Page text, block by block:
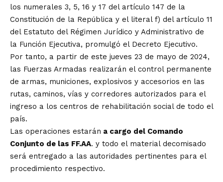
los numerales 3, 5, 16 y 17 del artículo 147 de la
Constitución de la República y el literal f) del artículo 11
del Estatuto del Régimen Jurídico y Administrativo de
la Función Ejecutiva, promulgó el Decreto Ejecutivo.
Por tanto, a partir de este jueves 23 de mayo de 2024,
las Fuerzas Armadas realizarán el control permanente
de armas, municiones, explosivos y accesorios en las
rutas, caminos, vías y corredores autorizados para el
ingreso a los centros de rehabilitación social de todo el
país.
Las operaciones estarán a cargo del Comando
Conjunto de las FF.AA. y todo el material decomisado
será entregado a las autoridades pertinentes para el
procedimiento respectivo.